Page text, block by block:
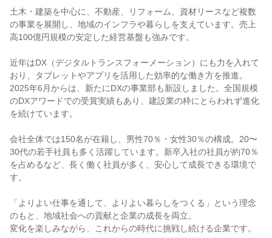
土木・建築を中心に、不動産、リフォーム、資材リースなど複数
の事業を展開し、地域のインフラや暮らしを支えています。売上
高100億円規模の安定した経営基盤も強みです。
近年はDX（デジタルトランスフォーメーション）にも力を入れて
おり、タブレットやアプリを活用した効率的な働き方を推進。
2025年6月からは、新たにDXの事業部も新設しました。全国規模
のDXアワードでの受賞実績もあり、建設業の枠にとらわれず進化
を続けています。
会社全体では150名が在籍し、男性70％・女性30％の構成。20〜
30代の若手社員も多く活躍しています。新卒入社の社員が約70％
を占めるなど、長く働く社員が多く、安心して成長できる環境で
す。
「よりよい仕事を通して、よりよい暮らしをつくる」という理念
のもと、地域社会への貢献と企業の成長を両立。
変化を楽しみながら、これからの時代に挑戦し続ける企業です。